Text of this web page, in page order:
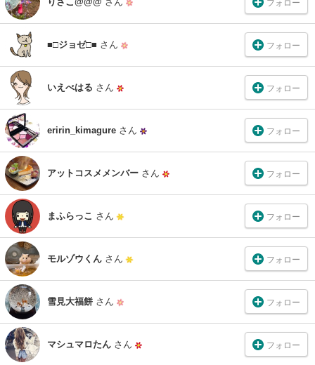
フォロー
■□ジョゼ□■ さん フォロー
いえべはる さん フォロー
eririn_kimagure さん フォロー
アットコスメメンバー さん フォロー
まふらっこ さん フォロー
モルゾウくん さん フォロー
雪見大福餅 さん フォロー
マシュマロたん さん フォロー